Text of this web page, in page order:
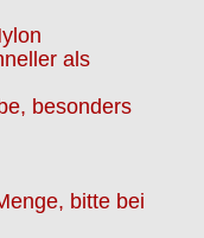
als
besonders
bitte bei